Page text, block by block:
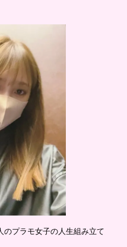
プラモ女子の人生組み立て